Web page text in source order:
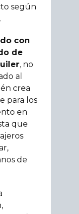
según
con
de
, no
al
crea
para los
en
que
de